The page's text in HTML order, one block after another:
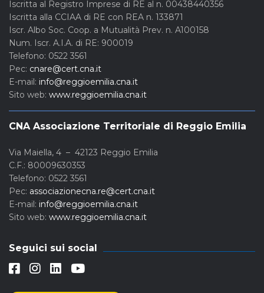
Iscritta al Registro Imprese di RE al n. 00438440356
Iscritta alla CCIAA di RE con REA n. 133871
Iscr. Albo Soc. Coop. a Mutualità Prev. n. A100158
Num. Iscr. A.I.A. di RE: 900019
Telefono: 0522 3561
Pec: cnare@cert.cna.it
E-mail: info@reggioemilia.cna.it
Sito web: www.reggioemilia.cna.it
CNA Associazione Territoriale di Reggio Emilia
Via Maiella, 4 – 42123 Reggio Emilia
C.F.: 80009630353
Telefono: 0522 3561
Pec: associazionecna.re@cert.cna.it
E-mail: info@reggioemilia.cna.it
Sito web: www.reggioemilia.cna.it
Seguici sui social